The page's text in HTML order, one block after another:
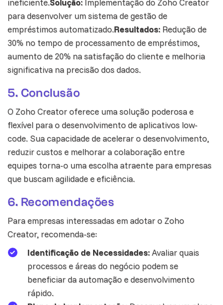
ineficiente.Solução: Implementação do Zoho Creator
para desenvolver um sistema de gestão de
empréstimos automatizado.Resultados: Redução de
30% no tempo de processamento de empréstimos,
aumento de 20% na satisfação do cliente e melhoria
significativa na precisão dos dados.
5. Conclusão
O Zoho Creator oferece uma solução poderosa e
flexível para o desenvolvimento de aplicativos low-
code. Sua capacidade de acelerar o desenvolvimento,
reduzir custos e melhorar a colaboração entre
equipes torna-o uma escolha atraente para empresas
que buscam agilidade e eficiência.
6. Recomendações
Para empresas interessadas em adotar o Zoho
Creator, recomenda-se:
Identificação de Necessidades:Avaliar quais
processos e áreas do negócio podem se
beneficiar da automação e desenvolvimento
rápido.